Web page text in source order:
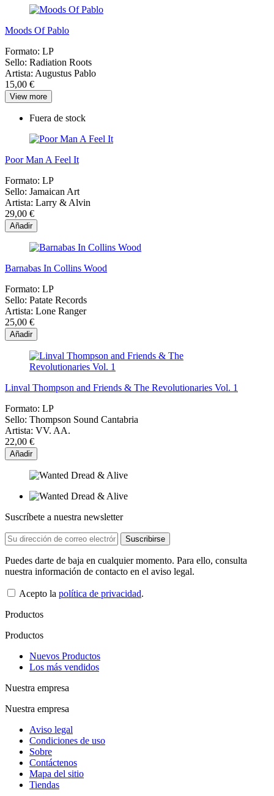
Moods Of Pablo
Formato: LP
Sello: Radiation Roots
Artista: Augustus Pablo
15,00 €
View more
Fuera de stock
Poor Man A Feel It
Formato: LP
Sello: Jamaican Art
Artista: Larry & Alvin
29,00 €
Añadir
Barnabas In Collins Wood
Formato: LP
Sello: Patate Records
Artista: Lone Ranger
25,00 €
Añadir
Linval Thompson and Friends & The Revolutionaries Vol. 1
Formato: LP
Sello: Thompson Sound Cantabria
Artista: VV. AA.
22,00 €
Añadir
Suscríbete a nuestra newsletter
Puedes darte de baja en cualquier momento. Para ello, consulta
nuestra información de contacto en el aviso legal.
Acepto la política de privacidad.
Productos
Productos
Nuevos Productos
Los más vendidos
Nuestra empresa
Nuestra empresa
Aviso legal
Condiciones de uso
Sobre
Contáctenos
Mapa del sitio
Tiendas